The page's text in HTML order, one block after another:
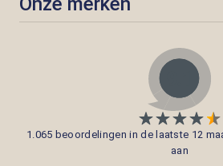
1.065 beoordelingen in de laatste 12
aan